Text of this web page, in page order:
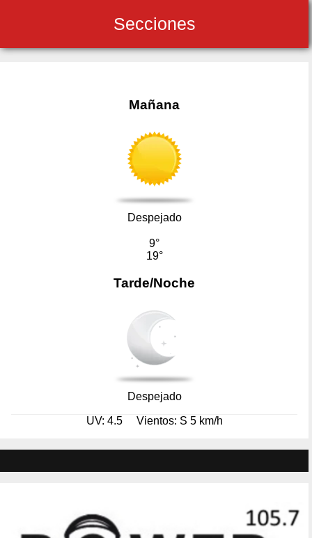
Secciones
Mañana
Despejado
9°
19°
Tarde/Noche
Despejado
UV: 4.5 Vientos: S 5 km/h